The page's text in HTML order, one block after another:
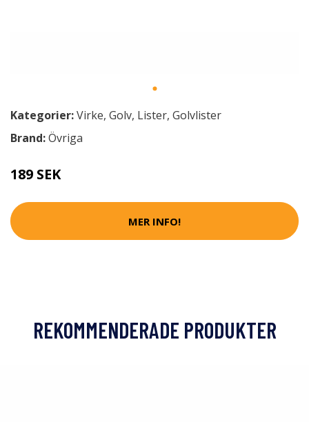
Kategorier:Virke, Golv, Lister, Golvlister
Brand:Övriga
189 SEK
MER INFO!
REKOMMENDERADE PRODUKTER